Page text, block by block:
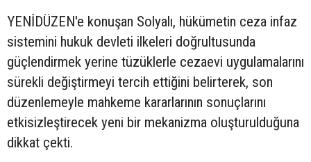
YENİDÜZEN'e konuşan Solyalı, hükümetin ceza infaz
sistemini hukuk devleti ilkeleri doğrultusunda
güçlendirmek yerine tüzüklerle cezaevi uygulamalarını
sürekli değiştirmeyi tercih ettiğini belirterek, son
düzenlemeyle mahkeme kararlarının sonuçlarını
etkisizleştirecek yeni bir mekanizma oluşturulduğuna
dikkat çekti.